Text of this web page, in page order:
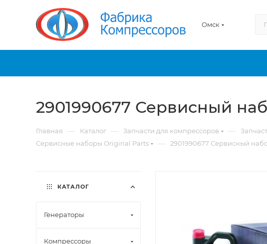
Омск
2901990677 Сервисный
Главная — Каталог — Запчасти для компрессоров —
Сервисные наборы Original Parts — 2901990677 Сервисный
КАТАЛОГ
Генераторы
Компрессоры